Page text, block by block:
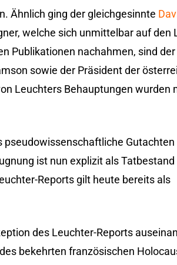
Ähnlich ging der gleichgesinnte
welche sich unmittelbar auf den
Publikationen nachahmen, sind
sowie der Präsident der
Leuchters Behauptungen wurden
ist nun explizit als Tatbestand
Reports gilt heute bereits als
des Leuchter-Reports
bekehrten französischen